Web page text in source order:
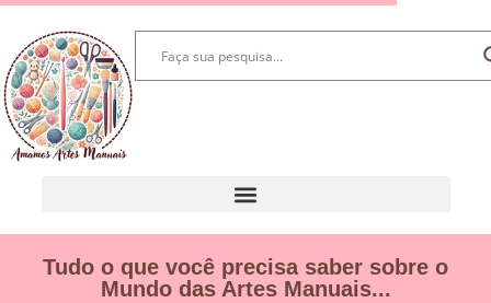
Tudo o que você precisa saber sobre o
Mundo das Artes Manuais...